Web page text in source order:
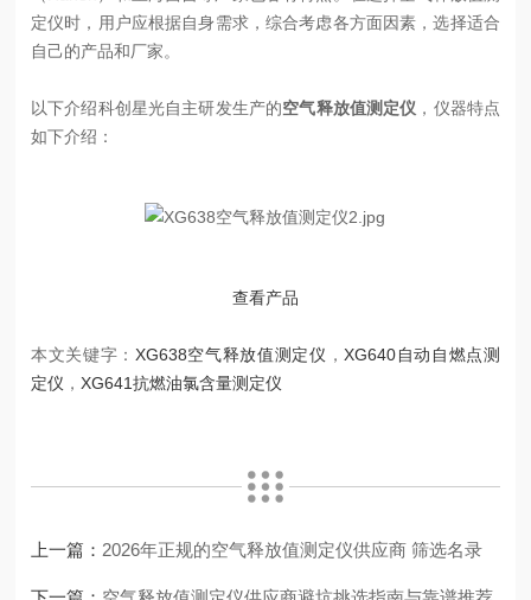
定仪时，用户应根据自身需求，综合考虑各方面因素，选择适合
自己的产品和厂家。
以下介绍科创星光自主研发生产的空气释放值测定仪 ，仪器特点
如下介绍：
查看产品
本文关键字： XG638空气释放值测定仪 ，XG640自动自燃点测
定仪 ，XG641抗燃油氯含量测定仪
上一篇： 2026年正规的空气释放值测定仪供应商 筛选名录